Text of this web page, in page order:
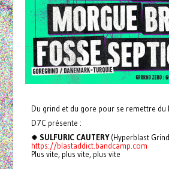
Du grind et du gore pour se remettre du
D7C présente :
✹ SULFURIC CAUTERY(Hyperblast
https://blastaddict.bandcamp.com
Plus vite, plus vite, plus vite